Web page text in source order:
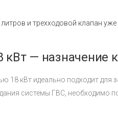
и трехходовой клапан уже
кВт — назначение
18 кВт идеально подходит
системы ГВС, необходимо